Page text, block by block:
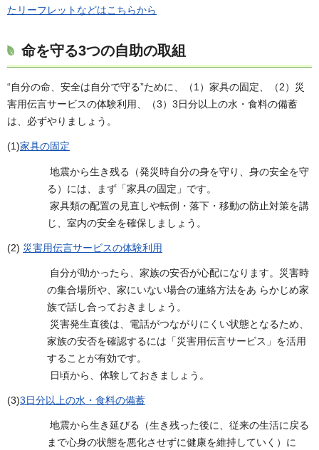
たリーフレットなどはこちらから
命を守る3つの自助の取組
“自分の命、安全は自分で守る”ために、（1）家具の固定、（2）災
害用伝言サービスの体験利用、（3）3日分以上の水・食料の備蓄
は、必ずやりましょう。
(1)家具の固定
地震から生き残る（発災時自分の身を守り、身の安全を守
る）には、まず「家具の固定」です。
家具類の配置の見直しや転倒・落下・移動の防止対策を講
じ、室内の安全を確保しましょう。
(2) 災害用伝言サービスの体験利用
自分が助かったら、家族の安否が心配になります。災害時
の集合場所や、家にいない場合の連絡方法をあ らかじめ家
族で話し合っておきましょう。
災害発生直後は、電話がつながりにくい状態となるため、
家族の安否を確認するには「災害用伝言サービス」を活用
することが有効です。
日頃から、体験しておきましょう。
(3)3日分以上の水・食料の備蓄
地震から生き延びる（生き残った後に、従来の生活に戻る
まで心身の状態を悪化させずに健康を維持していく）に